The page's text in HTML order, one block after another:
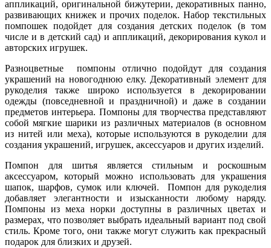
аппликаций, оригинальной бижутерии, декоративных панно,
развивающих книжек и прочих поделок. Набор текстильных
помпошек подойдет для создания детских поделок (в том
числе и в детский сад) и аппликаций, декорирования кукол и
авторских игрушек.
Разноцветные помпоны отлично подойдут для создания
украшений на новогоднюю елку. Декоративный элемент для
рукоделия также широко используется в декорировании
одежды (повседневной и праздничной) и даже в создании
предметов интерьера. Помпоны для творчества представляют
собой мягкие шарики из различных материалов (в основном
из нитей или меха), которые используются в рукоделии для
создания украшений, игрушек, аксессуаров и других изделий.
Помпон для шитья является стильным и роскошным
аксессуаром, который можно использовать для украшения
шапок, шарфов, сумок или ключей. Помпон для рукоделия
добавляет элегантности и изысканности любому наряду.
Помпоны из меха норки доступны в различных цветах и
размерах, что позволяет выбрать идеальный вариант под свой
стиль. Кроме того, они также могут служить как прекрасный
подарок для близких и друзей.